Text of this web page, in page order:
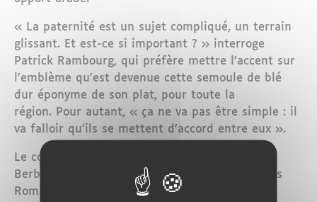
« La paternité est un sujet compliqué, un terrain
glissant. Et est-ce si important ? » interroge
Patrick Rambourg, qui préfère mettre l’accent sur
l’emblème qu’est devenue cette semoule de blé
dur éponyme de son plat, pour toute la
région. Pour autant, « ça ne va pas être simple : il
va falloir qu’ils se mettent d’accord entre eux ».
Le couscous « remonte incontestablement aux
Berbères, même si l'histoire commence avec les
Romains, venus avec du blé », abonde